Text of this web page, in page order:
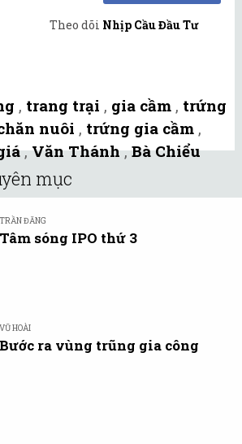
Theo dõi Nhịp Cầu Đầu Tư
, trang trại , gia cầm , trứng
nuôi , trứng gia cầm ,
,Văn Thánh,Bà Chiểu
mục
TRẦN ĐĂNG
Tâm sóng IPO thứ 3
VŨ HOÀI
Bước ra vùng trũng gia công